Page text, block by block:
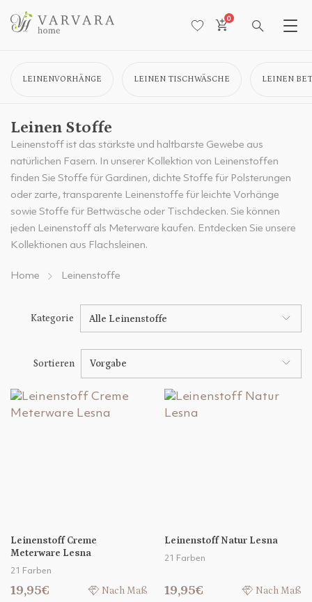
0
LEINENVORHÄNGE LEINEN TISCHWÄSCHE LEINEN
Leinen Stoffe
Leinenstoff ist das stärkste und haltbarste Gewebe aus
natürlichen Fasern. In unserer Kollektion von Leinenstoffen
finden Sie Stoffe für Gardinen, dichte Stoffe für Polsterungen
oder zarte, transparente Leinenstoffe für leichte Vorhänge
sowie Stoffe für Bettwäsche oder Tischdecken. Sie können
jeden Leinenstoff als Meterware kaufen. Entdecken Sie unsere
Kollektionen aus Flachsleinen.
Home Leinenstoffe
Kategorie Alle Leinenstoffe
Sortieren Vorgabe
Leinenstoff Creme
Meterware Lesna
21 Farben
19,95€ Nach Maß
Leinenstoff Natur Lesna
21 Farben
19,95€ Nach Maß